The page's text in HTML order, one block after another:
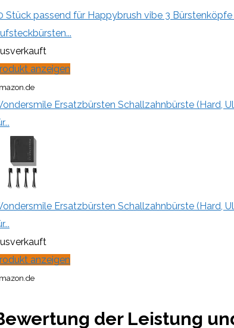
Stück passend für Happybrush vibe 3
anzeigen
Ersatzbürsten Schallzahnbürste (Hard,
Ersatzbürsten Schallzahnbürste (Hard,
anzeigen
der Leistung